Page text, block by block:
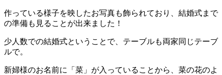
作っている様子を映したお写真も飾られており、結婚式まで
の準備も見ることが出来ました！
少人数での結婚式ということで、テーブルも両家同じテーブ
ルで。
新婦様のお名前に「菜」が入っていることから、菜の花のよ